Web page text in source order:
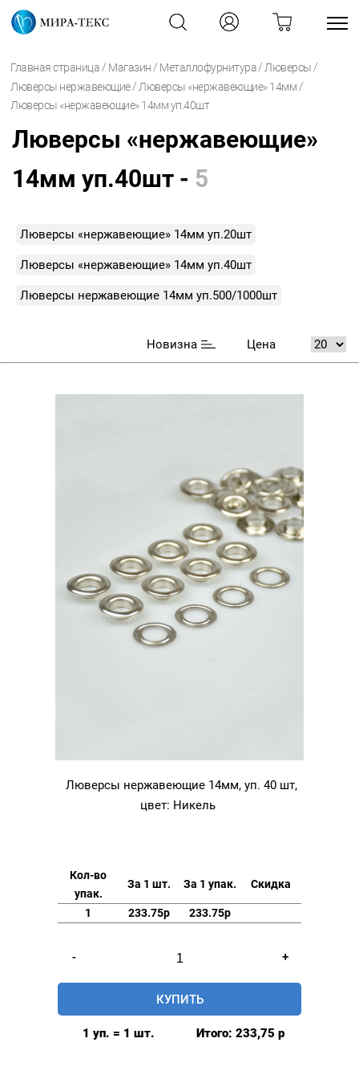
Главная страница / Магазин / Металлофурнитура / Люверсы /
Люверсы нержавеющие / Люверсы «нержавеющие» 14мм /
Люверсы «нержавеющие» 14мм уп.40шт
Люверсы «нержавеющие»
14мм уп.40шт - 5
Люверсы «нержавеющие» 14мм уп.20шт
Люверсы «нержавеющие» 14мм уп.40шт
Люверсы нержавеющие 14мм уп.500/1000шт
Новизна Цена
Люверсы нержавеющие 14мм, уп. 40 шт,
цвет: Никель
Кол-во
упак.
За 1 шт. За 1 упак. Скидка
1 233.75р 233.75р
-
Люверсы
нержавеющие
+
КУПИТЬ
1 уп. = 1 шт. Итого: 233,75 р